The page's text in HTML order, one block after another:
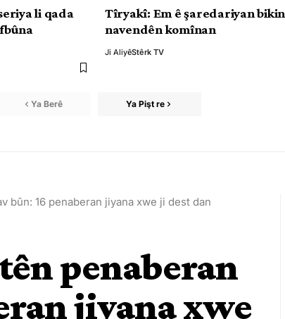
li qada
Tîryakî: Em ê şaredariyan bikin
navendên komînan
Ji AliyêStêrk TV
Ya Berê Ya Pişt re
bûn: 16 penaberan jiyana xwe ji dest dan
penaberan
jiyana xwe